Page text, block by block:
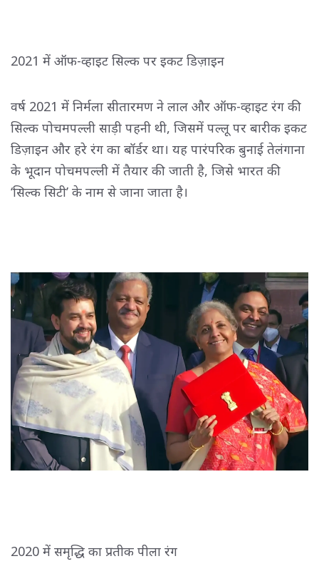
2021 में ऑफ-व्हाइट सिल्क पर इकट डिज़ाइन
वर्ष 2021 में निर्मला सीतारमण ने लाल और ऑफ-व्हाइट रंग की
सिल्क पोचमपल्ली साड़ी पहनी थी, जिसमें पल्लू पर बारीक इकट
डिज़ाइन और हरे रंग का बॉर्डर था। यह पारंपरिक बुनाई तेलंगाना
के भूदान पोचमपल्ली में तैयार की जाती है, जिसे भारत की
‘सिल्क सिटी’ के नाम से जाना जाता है।
2020 में समृद्धि का प्रतीक पीला रंग